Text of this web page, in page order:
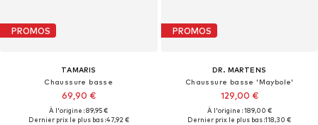
PROMOS
TAMARIS
Chaussure basse
69,90 €
À l'origine : 89,95 €
Dernier prix le plus bas :47,92 €
PROMOS
DR. MARTENS
Chaussure basse 'Maybole'
129,00 €
À l'origine : 189,00 €
Dernier prix le plus bas :118,30 €